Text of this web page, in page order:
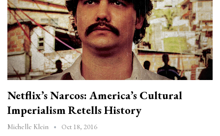
Netflix’s Narcos: America’s Cultural
Imperialism Retells History
Michelle Klein Oct 18, 2016